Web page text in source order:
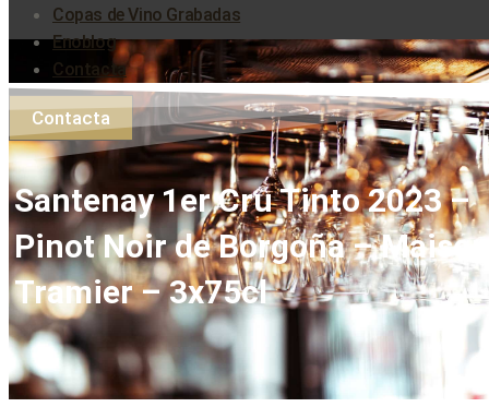
Copas de Vino Grabadas
Enoblog
Contacta
Contacta
Santenay 1er Cru Tinto 2023 –
Pinot Noir de Borgoña –
Tramier – 3x75cl